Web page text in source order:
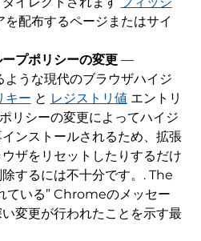
配布するページまたはサイ
プポリシーの変更—
うな現代のブラウザハイジ
キー と レジストリ値 エントリ
リシーの変更によってハイジ
ンストールされるため、拡張
ザをリセットしたりするだけ
するには不十分です。. The
ている” Chromeのメッセー
変更が行われたことを示す最